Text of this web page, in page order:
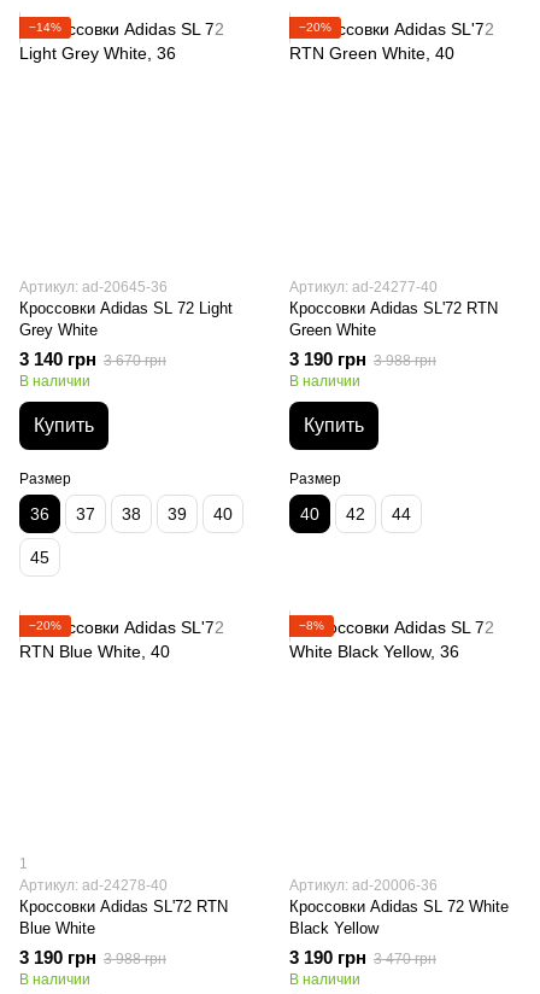
−14%
Артикул: ad-20645-36
Кроссовки Adidas SL 72 Light
Grey White
3 140 грн 3 670 грн
В наличии
Купить
Размер
36 37 38 39 40
45
−20%
Артикул: ad-24277-40
Кроссовки Adidas SL'72 RTN
Green White
3 190 грн 3 988 грн
В наличии
Купить
Размер
40 42 44
−20%
1
Артикул: ad-24278-40
Кроссовки Adidas SL'72 RTN
Blue White
3 190 грн 3 988 грн
В наличии
−8%
Артикул: ad-20006-36
Кроссовки Adidas SL 72 White
Black Yellow
3 190 грн 3 470 грн
В наличии